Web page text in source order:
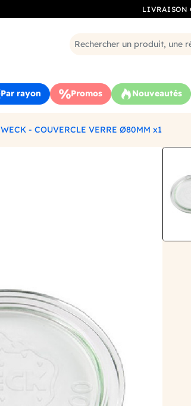
LIVRAISON
Par rayon Promos Nouveautés
WECK - COUVERCLE VERRE Ø80MM x1